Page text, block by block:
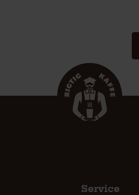
Service